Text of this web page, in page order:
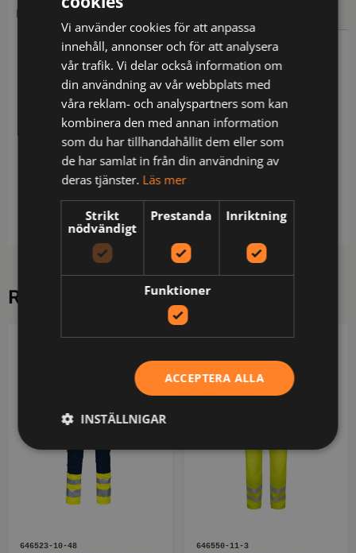
BESKRIVNING
Beskrivning
Shorts med sidfickor. Benfickor, på vänster sida
ficka med övervidd och invändig telefonficka samt
fäste för ID-kort, försluts med kardborre. På höger
sida tumstocksficka samt verktygsficka med
knivknapp. Två hammarhankar, en på vardera sida.
Bakfickor med lock, försluts med kardborre.
Förstärkning i tumstocksfickan för ökad slitstyrka.
RELATERADE PRODUKTER
646523-10-48 646550-11-3
Vi använder cookies för att anpassa
innehåll, annonser och för att analysera
vår trafik. Vi delar också information om
din användning av vår webbplats med
våra reklam- och analyspartners som kan
kombinera den med annan information
som du har tillhandahållit dem eller som
de har samlat in från din användning av
deras tjänster. Läs mer
Strikt
nödvändigt
Prestanda Inriktning
Funktioner
ACCEPTERA ALLA
INSTÄLLNIGAR